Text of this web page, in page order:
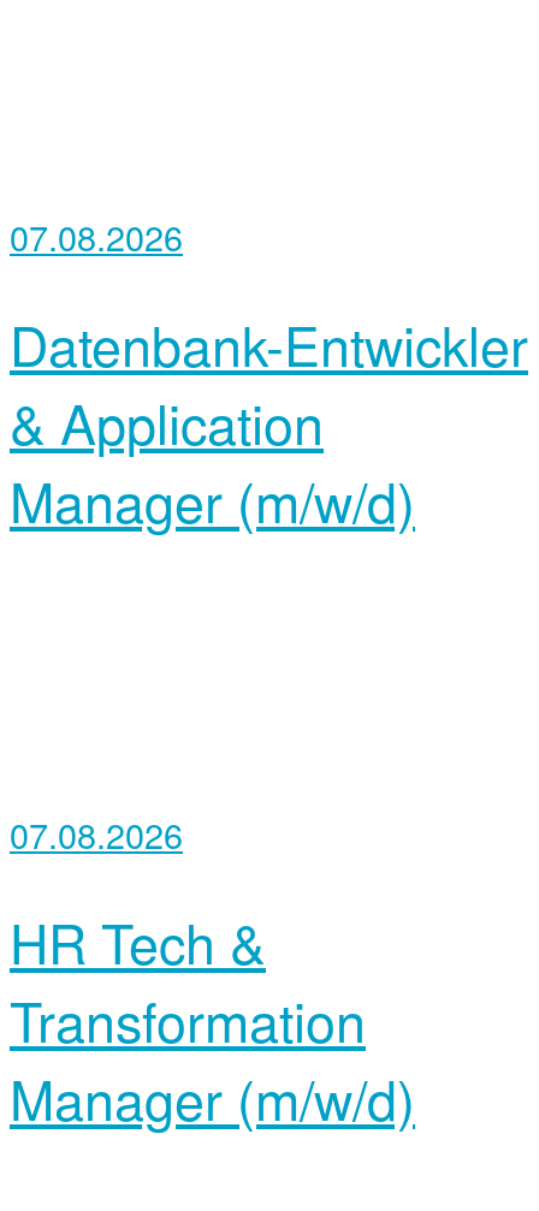
07.08.2026
Datenbank-Entwickler
& Application
Manager (m/w/d)
07.08.2026
HR Tech &
Transformation
Manager (m/w/d)